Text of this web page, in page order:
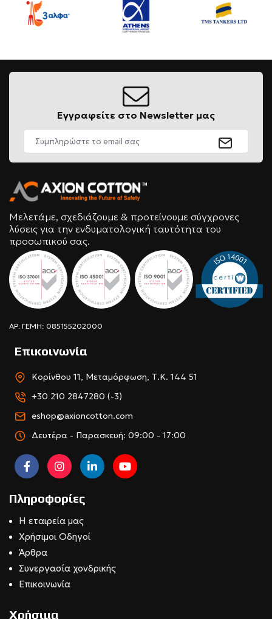
Εγγραφείτε στο Newsletter μας
Μελετάμε, σχεδιάζουμε & προτείνουμε σύγχρονες
λύσεις για την ενδυματολογική ταυτότητα του
προσωπικού σας.
ΑΡ. ΓΕΜΗ: 085155202000
Επικοινωνία
Κορίνθου 11, Μεταμόρφωση, Τ.Κ. 144 51
+30 210 2847280 (-3)
eshop@axioncotton.com
Δευτέρα - Παρασκευή: 09:00 - 17:00
Πληροφορίες
Η εταιρεία μας
Χρήσιμοι Οδηγοί
Άρθρα
Συνεργασία χονδρικής
Επικοινωνία
Χρήσιμα